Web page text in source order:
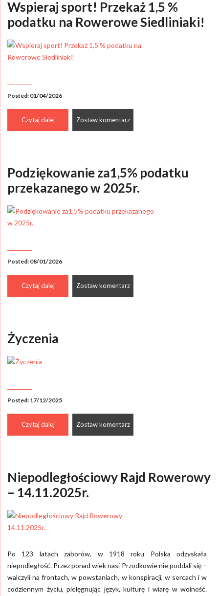
Wspieraj sport! Przekaż 1,5 %
podatku na Rowerowe Siedliniaki!
Posted: 01/04/2026
Czytaj dalej Zostaw komentarz
Podziękowanie za1,5% podatku
przekazanego w 2025r.
Posted: 08/01/2026
Czytaj dalej Zostaw komentarz
Życzenia
Posted: 17/12/2025
Czytaj dalej Zostaw komentarz
Niepodległościowy Rajd Rowerowy
– 14.11.2025r.
Po 123 latach zaborów, w 1918 roku Polska odzyskała
niepodległość. Przez ponad wiek nasi Przodkowie nie poddali się –
walczyli na frontach, w powstaniach, w konspiracji, w sercach i w
codziennym życiu, pielęgnując język, kulturę i wiarę w wolność.